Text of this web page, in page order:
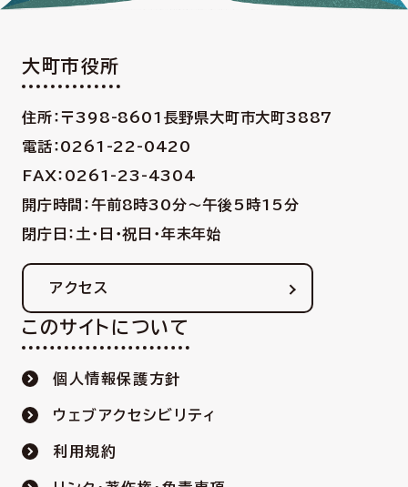
大町市役所
住所：〒398-8601 長野県大町市大町3887
電話：0261-22-0420
FAX：0261-23-4304
開庁時間：午前8時30分〜午後5時15分
閉庁日：土・日・祝日・年末年始
アクセス
このサイトについて
個人情報保護方針
ウェブアクセシビリティ
利用規約